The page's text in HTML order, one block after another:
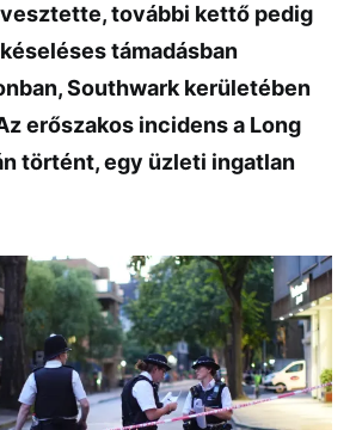
további kettő pedig
támadásban
Southwark kerületében
erőszakos incidens a Long
történt, egy üzleti ingatlan